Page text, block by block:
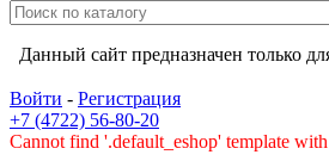
Данный сайт предназначен только
Войти - Регистрация
+7 (4722) 56-80-20
Cannot find '.default_eshop' template